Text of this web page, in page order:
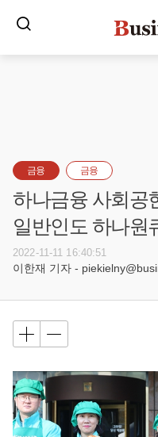
금융 금융
하나금융 사회공
일반인도 하나원
2022-11-11 16:40:51
이한재 기자 -